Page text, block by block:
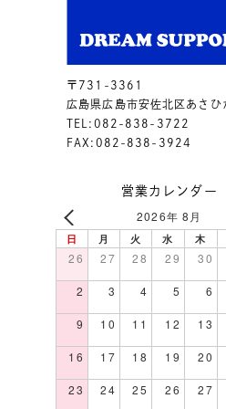
〒731-3361
広島県広島市安佐北区あさ
TEL:082-838-3722
FAX:082-838-3924
営業カレンダー
2026年 8月
日 月 火 水 木
26 27 28 29 30
2 3 4 5 6
9 10 11 12 13
16 17 18 19 20
23 24 25 26 27